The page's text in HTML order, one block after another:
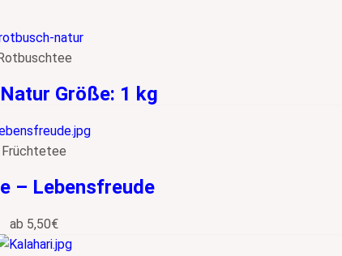
Rotbuschtee
Größe: 1 kg
Früchtetee
– Lebensfreude
ab 5,50€